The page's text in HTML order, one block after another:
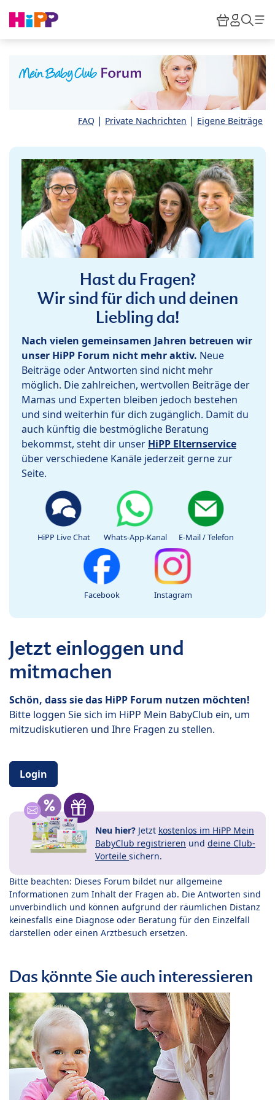
HiPP
FAQ | Private Nachrichten | Eigene Beiträge
Hast du Fragen?
Wir sind für dich und deinen
Liebling da!
Nach vielen gemeinsamen Jahren betreuen wir
unser HiPP Forum nicht mehr aktiv. Neue
Beiträge oder Antworten sind nicht mehr
möglich. Die zahlreichen, wertvollen Beiträge der
Mamas und Experten bleiben jedoch bestehen
und sind weiterhin für dich zugänglich. Damit du
auch künftig die bestmögliche Beratung
bekommst, steht dir unser HiPP Elternservice
über verschiedene Kanäle jederzeit gerne zur
Seite.
HiPP Live Chat Whats-App-Kanal E-Mail / Telefon
Facebook Instagram
Jetzt einloggen und
mitmachen
Schön, dass sie das HiPP Forum nutzen möchten!
Bitte loggen Sie sich im HiPP Mein BabyClub ein, um
mitzudiskutieren und Ihre Fragen zu stellen.
Login
Neu hier? Jetzt kostenlos im HiPP Mein
BabyClub registrieren und deine Club-
Vorteile sichern.
Bitte beachten: Dieses Forum bildet nur allgemeine
Informationen zum Inhalt der Fragen ab. Die Antworten sind
unverbindlich und können aufgrund der räumlichen Distanz
keinesfalls eine Diagnose oder Beratung für den Einzelfall
darstellen oder einen Arztbesuch ersetzen.
Das könnte Sie auch interessieren